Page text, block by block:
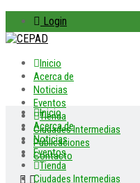
Login
Inicio
Acerca de
Noticias
Eventos
Tienda
Ciudades Intermedias
Publicaciones
Contacto
Inicio
Acerca de
Noticias
Eventos
Tienda
Ciudades Intermedias